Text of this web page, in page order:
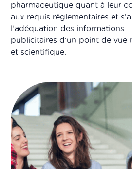
pharmaceutique quant à leur
aux requis réglementaires et
l’adéquation des informations
publicitaires d'un point de vue
et scientifique.